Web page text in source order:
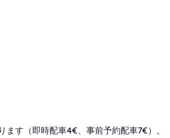
ます（即時配車4€、事前予約配車7€）。